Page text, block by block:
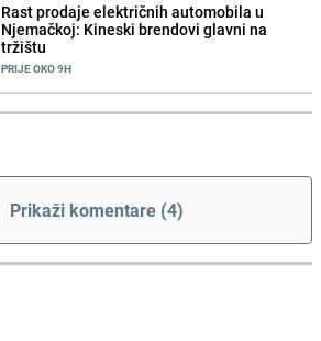
Rast prodaje električnih automobila u
Njemačkoj: Kineski brendovi glavni na
tržištu
PRIJE OKO 9H
Prikaži komentare (4)